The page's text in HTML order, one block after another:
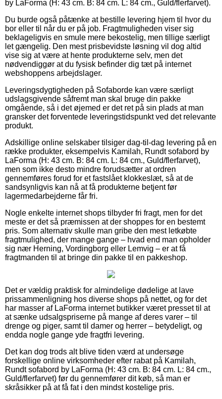
by LaForma (H: 43 cm. B: 84 cm. L: 84 cm., Guld/flerfarvet).
Du burde også påtænke at bestille levering hjem til hvor du
bor eller til når du er på job. Fragtmuligheden viser sig
beklageligvis en smule mere bekostelig, men tillige særligt
let gængelig. Den mest prisbevidste løsning vil dog altid
vise sig at være at hente produkterne selv, men det
nødvendiggør at du fysisk befinder dig tæt på internet
webshoppens arbejdslager.
Leveringsdygtigheden på Sofaborde kan være særligt
udslagsgivende såfremt man skal bruge din pakke
omgående, så i det øjemed er det ret på sin plads at man
gransker det forventede leveringstidspunkt ved det relevante
produkt.
Adskillige online selskaber tilsiger dag-til-dag levering på en
række produkter, eksempelvis Kamilah, Rundt sofabord by
LaForma (H: 43 cm. B: 84 cm. L: 84 cm., Guld/flerfarvet),
men som ikke desto mindre forudsætter at ordren
gennemføres forud for et fastslået klokkeslæt, så at de
sandsynligvis kan nå at få produkterne betjent før
lagermedarbejderne får fri.
Nogle enkelte internet shops tilbyder fri fragt, men for det
meste er det så præmissen at der shoppes for en bestemt
pris. Som alternativ skulle man gribe den mest letkøbte
fragtmulighed, der mange gange – hvad end man opholder
sig nær Herning, Vordingborg eller Lemvig – er at få
fragtmanden til at bringe din pakke til en pakkeshop.
Det er vældig praktisk for almindelige dødelige at lave
prissammenligning hos diverse shops på nettet, og for det
har masser af LaForma internet butikker været presset til at
at sænke udsalgspriserne på mange af deres varer – til
drenge og piger, samt til damer og herrer – betydeligt, og
endda nogle gange yde fragtfri levering.
Det kan dog trods alt blive tiden værd at undersøge
forskellige online virksomheder efter rabat på Kamilah,
Rundt sofabord by LaForma (H: 43 cm. B: 84 cm. L: 84 cm.,
Guld/flerfarvet) før du gennemfører dit køb, så man er
skråsikker på at få fat i den mindst kostelige pris.